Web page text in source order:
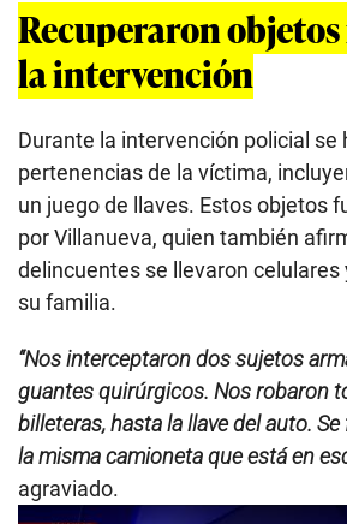
Recuperaron
la intervención
Durante la intervención policial se
pertenencias de la víctima,
un juego de llaves. Estos objetos
por Villanueva, quien también
delincuentes se llevaron celulares
su familia.
“Nos interceptaron dos sujetos
guantes quirúrgicos. Nos robaron
billeteras, hasta la llave del auto.
la misma camioneta que está en
agraviado.